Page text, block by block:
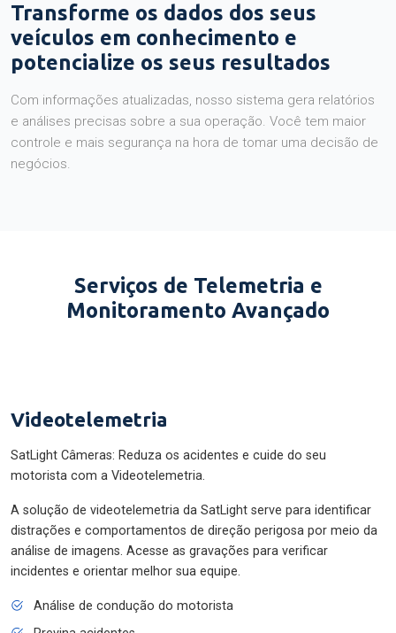
Transforme os dados dos seus
veículos em conhecimento e
potencialize os seus resultados
Com informações atualizadas, nosso sistema gera relatórios
e análises precisas sobre a sua operação. Você tem maior
controle e mais segurança na hora de tomar uma decisão de
negócios.
Serviços de Telemetria e
Monitoramento Avançado
Videotelemetria
SatLight Câmeras: Reduza os acidentes e cuide do seu
motorista com a Videotelemetria.
A solução de videotelemetria da SatLight serve para identificar
distrações e comportamentos de direção perigosa por meio da
análise de imagens. Acesse as gravações para verificar
incidentes e orientar melhor sua equipe.
Análise de condução do motorista